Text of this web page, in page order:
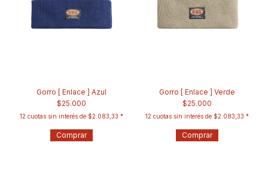
Gorro [ Enlace ] Azul
$25.000
12 cuotas sin interés de $2.083,33
Comprar
Gorro [ Enlace ] Verde
$25.000
12 cuotas sin interés de $2.083,33
Comprar